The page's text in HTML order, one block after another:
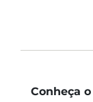
Conheça